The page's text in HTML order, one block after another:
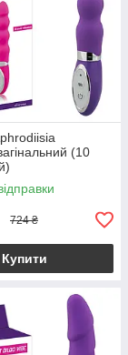
(10
724 ₴
Купити